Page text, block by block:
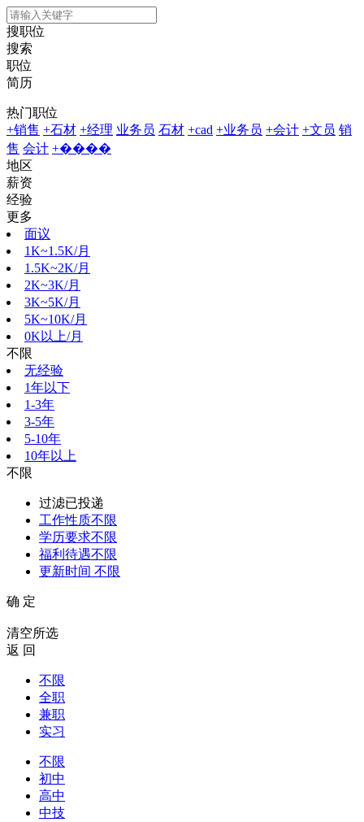
搜职位
搜索
职位
简历
热门职位
+销售 +石材 +经理 业务员 石材 +cad +业务员 +会计 +文员 销
售 会计 +����
地区
薪资
经验
更多
面议
1K~1.5K/月
1.5K~2K/月
2K~3K/月
3K~5K/月
5K~10K/月
0K以上/月
不限
无经验
1年以下
1-3年
3-5年
5-10年
10年以上
不限
过滤已投递
工作性质不限
学历要求不限
福利待遇不限
更新时间 不限
确 定
清空所选
返 回
不限
全职
兼职
实习
不限
初中
高中
中技